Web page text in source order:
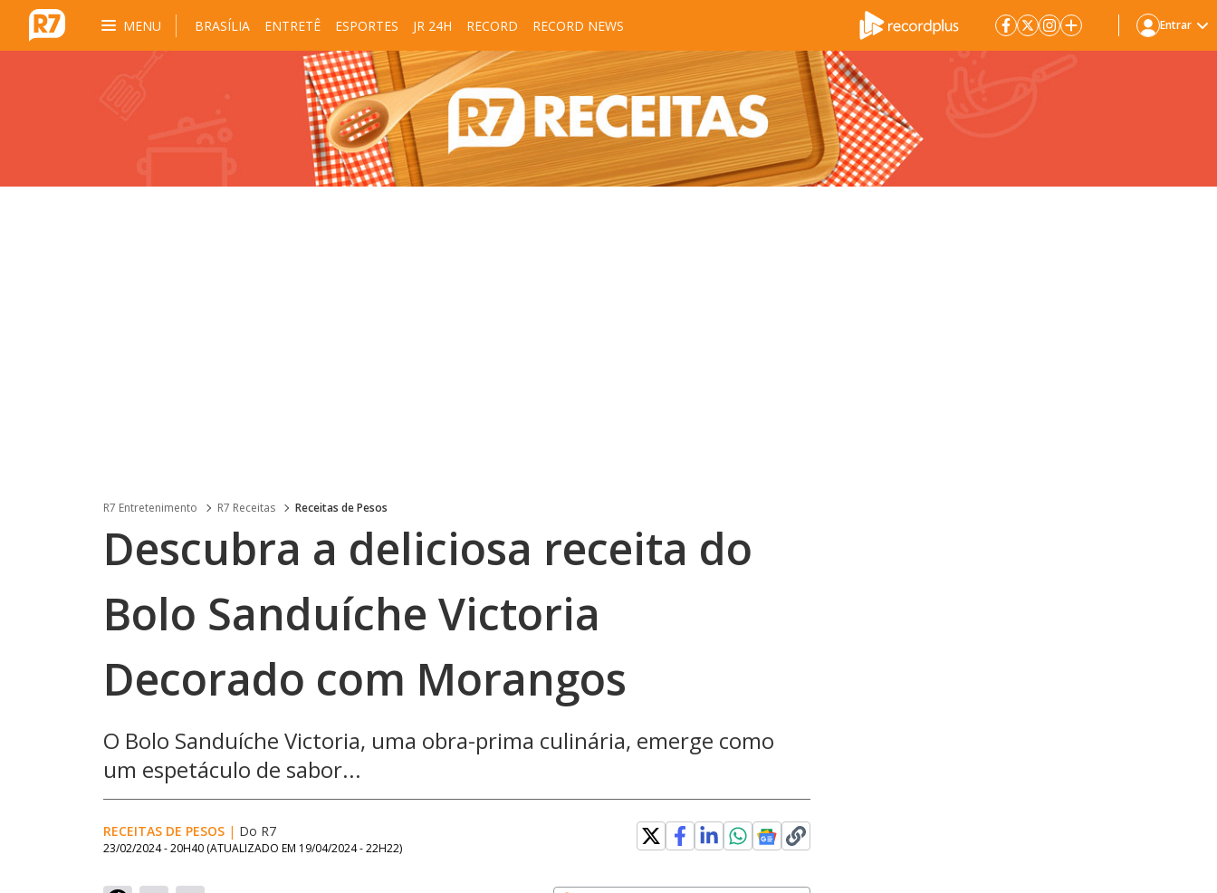
MENU BRASÍLIA ENTRETÊ ESPORTES JR 24H RECORD RECORD NEWS Entrar
R7 Entretenimento R7 Receitas Receitas de Pesos
Descubra a deliciosa receita do
Bolo Sanduíche Victoria
Decorado com Morangos
O Bolo Sanduíche Victoria, uma obra-prima culinária, emerge como
um espetáculo de sabor...
RECEITAS DE PESOS | Do R7
23/02/2024 - 20H40 (ATUALIZADO EM 19/04/2024 - 22H22)